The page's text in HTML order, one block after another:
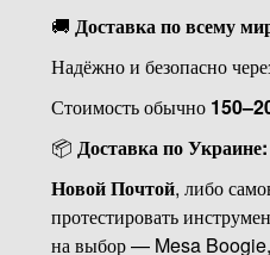
🚚 Доставка по всему
Надёжно и безопасно
Стоимость обычно
📦 Доставка по Украине:
Новой Почтой, либо
протестировать
на выбор — Mesa